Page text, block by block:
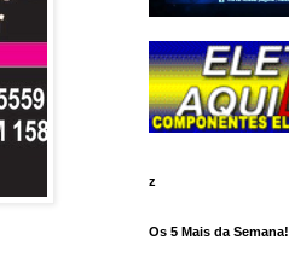
z
Os 5 Mais da Semana!